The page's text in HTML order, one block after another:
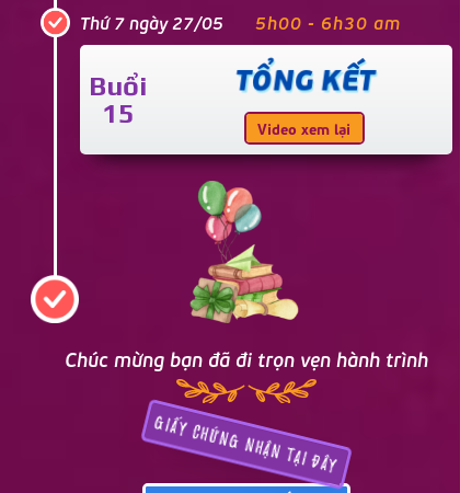
GIẤY CHỨNG NHẬN tại đây
Chúc mừng bạn đã đi trọn vẹn hành trình
Buổi
15
TỔNG KẾT
Thứ 7 ngày 27/05 5h00 - 6h30 am
Video xem lại